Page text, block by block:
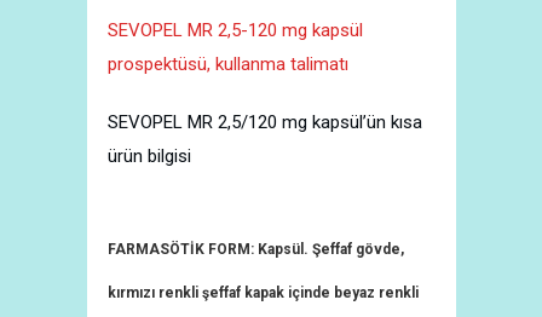
SEVOPEL MR 2,5-120 mg kapsül
prospektüsü, kullanma talimatı
SEVOPEL MR 2,5/120 mg kapsül’ün kısa
ürün bilgisi
FARMASÖTİK FORM: Kapsül. Şeffaf gövde,
kırmızı renkli şeffaf kapak içinde beyaz renkli